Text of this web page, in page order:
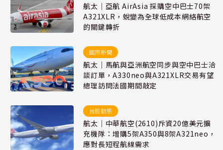
航太｜亞航 AirAsia 採購空中巴士70架
A321XLR，蛻變為全球低成本網絡航空
的關鍵轉折
國際新聞
航太｜馬航與亞洲航空同步與空中巴士洽
談訂單，A330neo與A321XLR交易有望
總理訪問法國期間敲定
台股動態
航太｜中華航空(2610)斥資20億美元擴
充機隊：增購5架A350與8架A321neo，
應對長短程航線需求